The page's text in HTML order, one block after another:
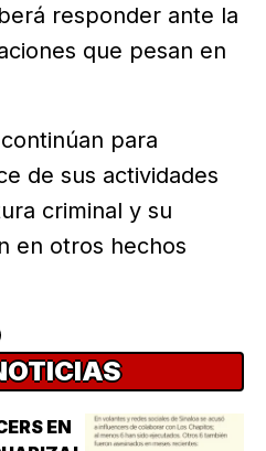
responder ante la
que pesan en
para
de sus actividades
criminal y su
en otros hechos
EN